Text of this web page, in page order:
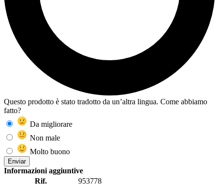
Questo prodotto è stato tradotto da un’altra lingua. Come abbiamo
fatto?
Da migliorare
Non male
Molto buono
Enviar
Informazioni aggiuntive
Rif.
953778